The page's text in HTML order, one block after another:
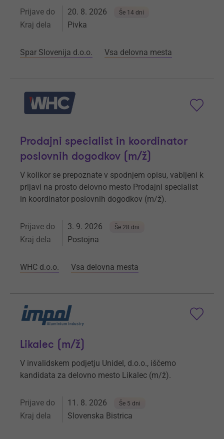
Prijave do 20. 8. 2026 Še 14 dni
Kraj dela Pivka
Spar Slovenija d.o.o. Vsa delovna mesta
Prodajni specialist in koordinator
poslovnih dogodkov (m/ž)
V kolikor se prepoznate v spodnjem opisu, vabljeni k
prijavi na prosto delovno mesto Prodajni specialist
in koordinator poslovnih dogodkov (m/ž).
Prijave do 3. 9. 2026 Še 28 dni
Kraj dela Postojna
WHC d.o.o. Vsa delovna mesta
Likalec (m/ž)
V invalidskem podjetju Unidel, d.o.o., iščemo
kandidata za delovno mesto Likalec (m/ž).
Prijave do 11. 8. 2026 Še 5 dni
Kraj dela Slovenska Bistrica